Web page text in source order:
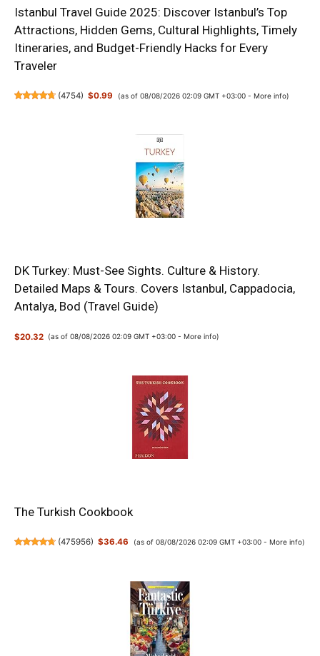
Istanbul Travel Guide 2025: Discover Istanbul’s Top
Attractions, Hidden Gems, Cultural Highlights, Timely
Itineraries, and Budget-Friendly Hacks for Every
Traveler
(4754) $0.99 (as of 08/08/2026 02:09 GMT +03:00 - More info)
DK Turkey: Must-See Sights. Culture & History.
Detailed Maps & Tours. Covers Istanbul, Cappadocia,
Antalya, Bod (Travel Guide)
$20.32 (as of 08/08/2026 02:09 GMT +03:00 - More info)
The Turkish Cookbook
(475956) $36.46 (as of 08/08/2026 02:09 GMT +03:00 - More info)